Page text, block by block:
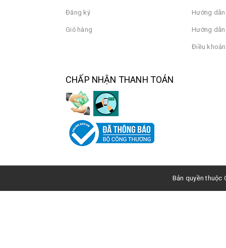
Đăng ký
Giỏ hàng
Hướng
Hướng
Điều
CHẤP NHẬN THANH TOÁN
Bản quyền thuộc